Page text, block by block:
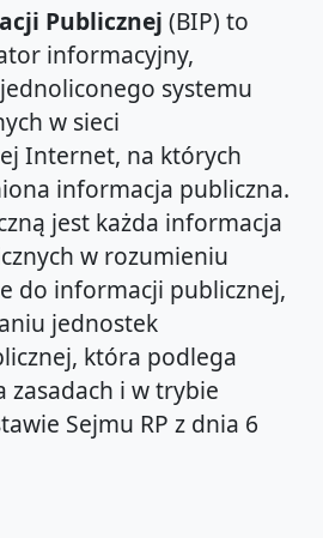
Publicznej (BIP) to
informacyjny,
systemu
w sieci
Internet, na których
informacja publiczna.
jest każda informacja
w rozumieniu
do informacji publicznej,
jednostek
która podlega
i w trybie
Sejmu RP z dnia 6